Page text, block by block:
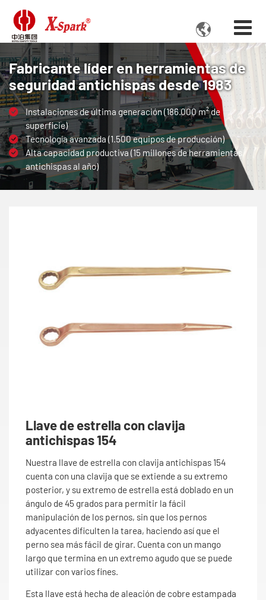

Fabricante líder en herramientas de
seguridad antichispas desde 1983
Instalaciones de última generación (186.000 m² de
superficie)
Tecnología avanzada (1.500 equipos de producción)
Alta capacidad productiva (15 millones de herramientas
antichispas al año)
Llave de estrella con clavija
antichispas 154
Nuestra llave de estrella con clavija antichispas 154
cuenta con una clavija que se extiende a su extremo
posterior, y su extremo de estrella está doblado en un
ángulo de 45 grados para permitir la fácil
manipulación de los pernos, sin que los pernos
adyacentes dificulten la tarea, haciendo así que el
perno sea más fácil de girar. Cuenta con un mango
largo que termina en un extremo agudo que se puede
utilizar con varios fines.
Esta llave está hecha de aleación de cobre estampada